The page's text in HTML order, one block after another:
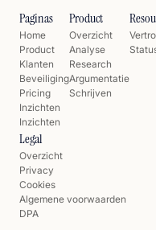
Paginas
Home
Product
Klanten
Beveiliging
Pricing
Inzichten
Inzichten
Product
Overzicht
Analyse
Research
Argumentatie
Schrijven
Legal
Overzicht
Privacy
Cookies
Algemene voorwaarden
DPA